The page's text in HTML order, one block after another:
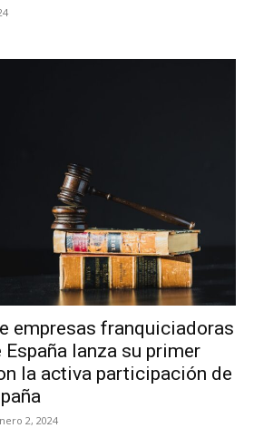
empresas franquiciadoras
lanza su primer
la activa participación de
2, 2024